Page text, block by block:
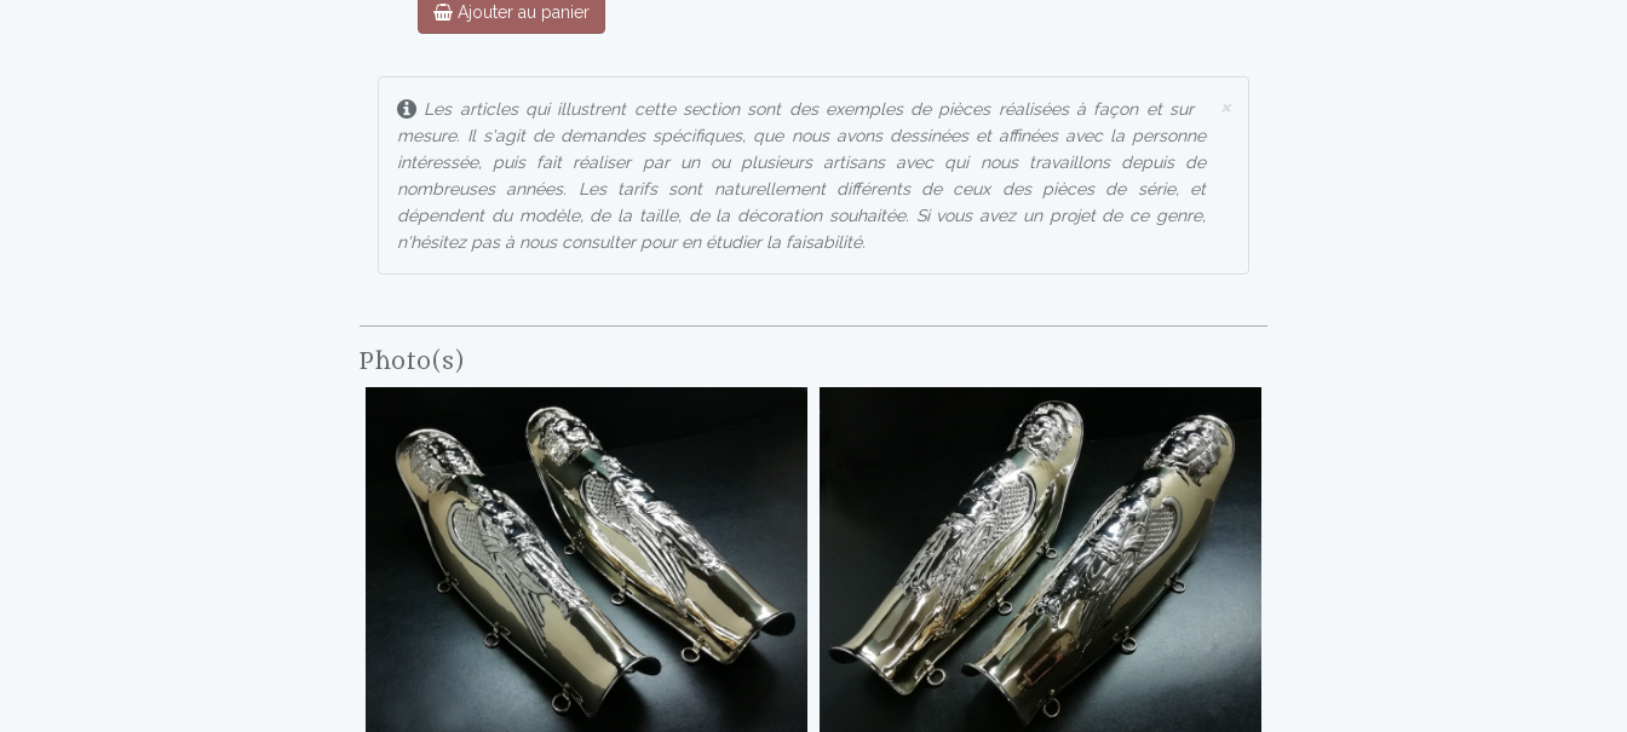
Ajouter au panier
×
Les articles qui illustrent cette section sont des exemples de pièces réalisées à façon et sur
mesure. Il s'agit de demandes spécifiques, que nous avons dessinées et affinées avec la personne
intéressée, puis fait réaliser par un ou plusieurs artisans avec qui nous travaillons depuis de
nombreuses années. Les tarifs sont naturellement différents de ceux des pièces de série, et
dépendent du modèle, de la taille, de la décoration souhaitée. Si vous avez un projet de ce genre,
n'hésitez pas à nous consulter pour en étudier la faisabilité.
Photo(s)